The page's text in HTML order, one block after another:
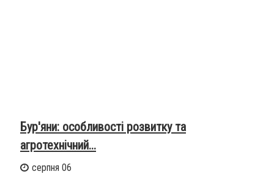
Бур'яни: особливості розвитку та
агротехнічний...
серпня 06